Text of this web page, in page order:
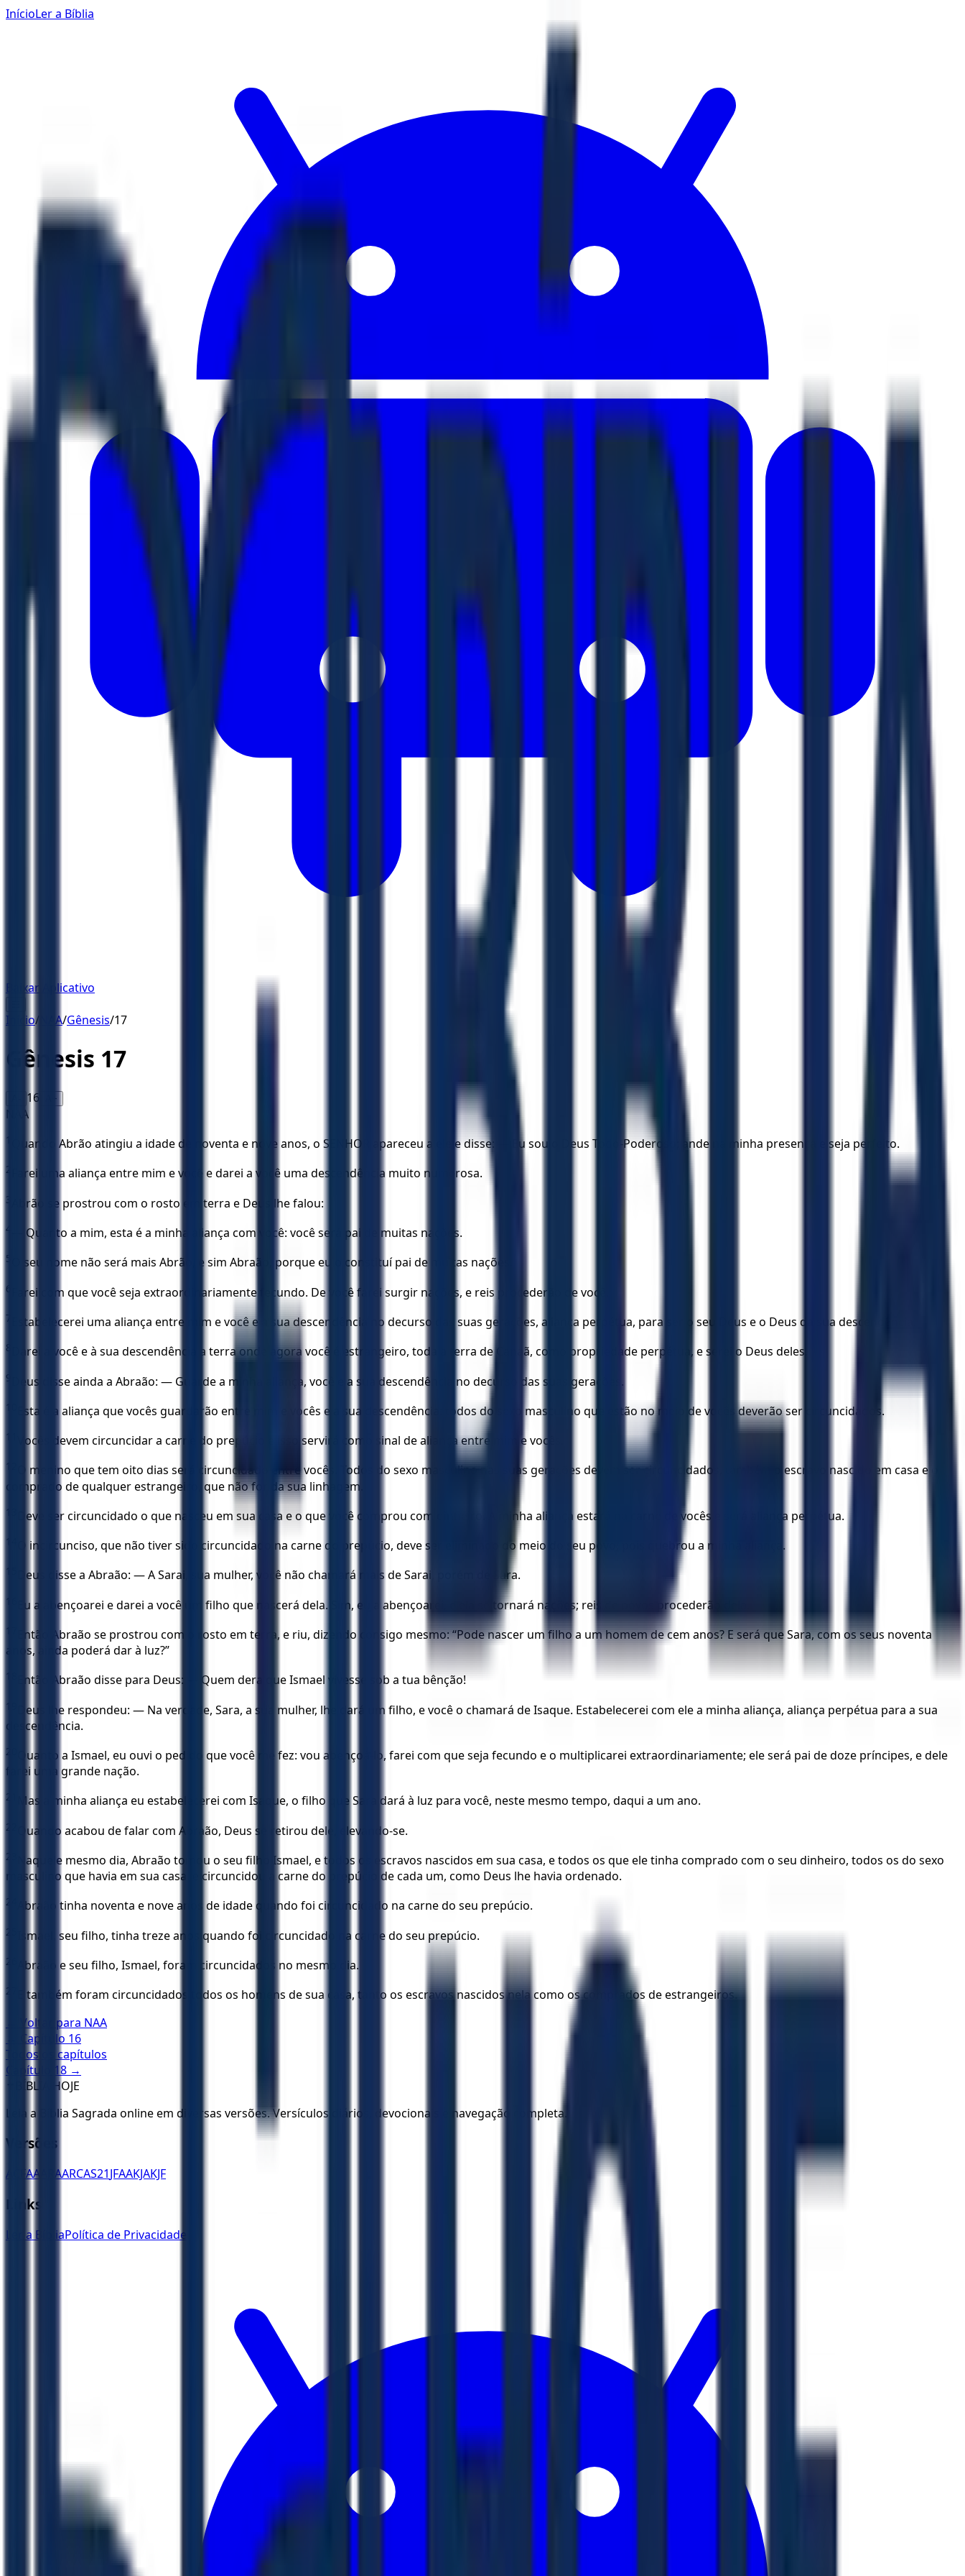
InícioLer a Bíblia
Baixar Aplicativo
Início/ NAA/Gênesis/17
Gênesis 17
16 A+
NAA
1 Quando Abrão atingiu a idade de noventa e nove anos, o SENHOR apareceu a ele e disse: — Eu sou o Deus Todo-Poderoso; ande na minha presença e seja perfeito.
2 Farei uma aliança entre mim e você e darei a você uma descendência muito numerosa.
3 Abrão se prostrou com o rosto em terra e Deus lhe falou:
4 — Quanto a mim, esta é a minha aliança com você: você será pai de muitas nações.
5 O seu nome não será mais Abrão, e sim Abraão, porque eu o constituí pai de muitas nações.
6 Farei com que você seja extraordinariamente fecundo. De você farei surgir nações, e reis procederão de você.
7 Estabelecerei uma aliança entre mim e você e a sua descendência no decurso das suas gerações, aliança perpétua, para ser o seu Deus e o Deus da sua descendência.
8 Darei a você e à sua descendência a terra onde agora você é estrangeiro, toda a terra de Canaã, como propriedade perpétua, e serei o Deus deles.
9 Deus disse ainda a Abraão: — Guarde a minha aliança, você e a sua descendência no decurso das suas gerações.
10 Esta é a aliança que vocês guardarão entre mim e vocês e a sua descendência: todos do sexo masculino que estão no meio de vocês deverão ser circuncidados.
11 Vocês devem circuncidar a carne do prepúcio e isso servirá como sinal de aliança entre mim e vocês.
12
O menino que tem oito dias será circuncidado entre vocês. Todos do sexo masculino nas suas gerações devem ser circuncidados, também o escravo nascido em casa e o
comprado de qualquer estrangeiro, que não for da sua linhagem.
13 Deve ser circuncidado o que nasceu em sua casa e o que você comprou com dinheiro. A minha aliança estará na carne de vocês e será aliança perpétua.
14 O incircunciso, que não tiver sido circuncidado na carne do prepúcio, deve ser eliminado do meio do seu povo, pois quebrou a minha aliança.
15 Deus disse a Abraão: — A Sarai, sua mulher, você não chamará mais de Sarai, porém de Sara.
16 Eu a abençoarei e darei a você um filho que nascerá dela. Sim, eu a abençoarei, e ela se tornará nações; reis de povos procederão dela.
17
Então Abraão se prostrou com o rosto em terra, e riu, dizendo consigo mesmo: “Pode nascer um filho a um homem de cem anos? E será que Sara, com os seus noventa
anos, ainda poderá dar à luz?”
18 Então Abraão disse para Deus: — Quem dera que Ismael vivesse sob a tua bênção!
19
Deus lhe respondeu: — Na verdade, Sara, a sua mulher, lhe dará um filho, e você o chamará de Isaque. Estabelecerei com ele a minha aliança, aliança perpétua para a sua
descendência.
20
Quanto a Ismael, eu ouvi o pedido que você me fez: vou abençoá-lo, farei com que seja fecundo e o multiplicarei extraordinariamente; ele será pai de doze príncipes, e dele
farei uma grande nação.
21 Mas a minha aliança eu estabelecerei com Isaque, o filho que Sara dará à luz para você, neste mesmo tempo, daqui a um ano.
22 Quando acabou de falar com Abraão, Deus se retirou dele, elevando-se.
23
Naquele mesmo dia, Abraão tomou o seu filho Ismael, e todos os escravos nascidos em sua casa, e todos os que ele tinha comprado com o seu dinheiro, todos os do sexo
masculino que havia em sua casa, e circuncidou a carne do prepúcio de cada um, como Deus lhe havia ordenado.
24 Abraão tinha noventa e nove anos de idade quando foi circuncidado na carne do seu prepúcio.
25 Ismael, seu filho, tinha treze anos quando foi circuncidado na carne do seu prepúcio.
26 Abraão e seu filho, Ismael, foram circuncidados no mesmo dia.
27
E também foram circuncidados todos os homens de sua casa, tanto os escravos nascidos nela como os comprados de estrangeiros.
← Voltar para NAA
← Capítulo 16
Todos os capítulos
Capítulo
18 →
BÍBLIA HOJE
Leia a Bíblia Sagrada online em diversas versões. Versículos diários, devocionais e navegação completa.
Versões
ACFAA ARAARCAS21JFAAKJAKJF
Links
Ler a BíbliaPolítica de Privacidade